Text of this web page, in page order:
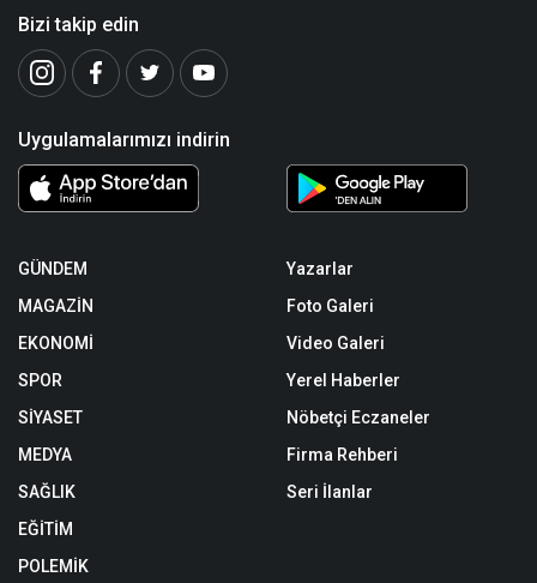
Bizi takip edin
Uygulamalarımızı indirin
GÜNDEM
MAGAZİN
EKONOMİ
SPOR
SİYASET
MEDYA
SAĞLIK
EĞİTİM
POLEMİK
Yazarlar
Foto Galeri
Video Galeri
Yerel Haberler
Nöbetçi Eczaneler
Firma Rehberi
Seri İlanlar